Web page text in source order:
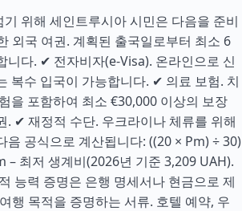
위해 세인트루시아 시민은 다음을 준비
외국 여권. 계획된 출국일로부터 최소 6
니다. ✔ 전자비자(e-Visa). 온라인으로 신
복수 입국이 가능합니다. ✔ 의료 보험. 치
을 포함하여 최소 €30,000 이상의 보장
. ✔ 재정적 수단. 우크라이나 체류를 위해
음 공식으로 계산됩니다: ((20 × Pm) ÷ 30)
– 최저 생계비(2026년 기준 3,209 UAH).
능력 증명은 은행 명세서나 현금으로 제
행 목적을 증명하는 서류. 호텔 예약, 우